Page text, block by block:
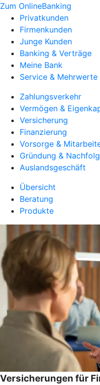
Zum OnlineBanking
Privatkunden
Firmenkunden
Junge Kunden
Banking & Verträge
Meine Bank
Service & Mehrwerte
Zahlungsverkehr
Vermögen &
Versicherung
Finanzierung
Vorsorge &
Gründung &
Auslandsgeschäft
Übersicht
Beratung
Produkte
Versicherungen für